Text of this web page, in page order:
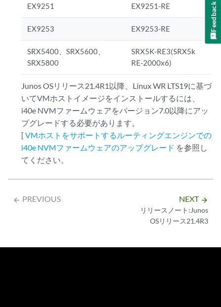
EX9251 EX9251-RE
EX9253 EX9253-RE
SRX5400、SRX5600、
SRX5800
SRX5K-RE3(SRX5k
RE-2000x6)
Junos OSリリース21.4R1以降、Linux WR LTS19に基づ
いてVMホストイメージをインストールするには、
i40e NVMファームウェアをバージョン7.0以降にアッ
プグレードする必要があります。
[VMホストをサポートするルーティングエンジンでの
i40e NVMファームウェアのアップグレード を参照し
てください。
arrow_backward PREVIOUS NEXT arrow_forward
リリースノート:Junos
OSリリース21.4R3
Feedback